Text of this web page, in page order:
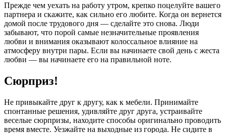
Прежде чем уехать на работу утром, крепко поцелуйте вашего
партнера и скажите, как сильно его любите. Когда он вернется
домой после трудового дня — сделайте это снова. Люди
забывают, что порой самые незначительные проявления
любви и внимания оказывают колоссальное влияние на
атмосферу внутри пары. Если вы начинаете свой день с жеста
любви — вы начинаете его на правильной ноте.
Сюрприз!
Не привыкайте друг к другу, как к мебели. Принимайте
спонтанные решения, удивляйте друг друга, устраивайте
веселые сюрпризы, находите способы оригинально проводить
время вместе. Уезжайте на выходные из города. Не сидите в